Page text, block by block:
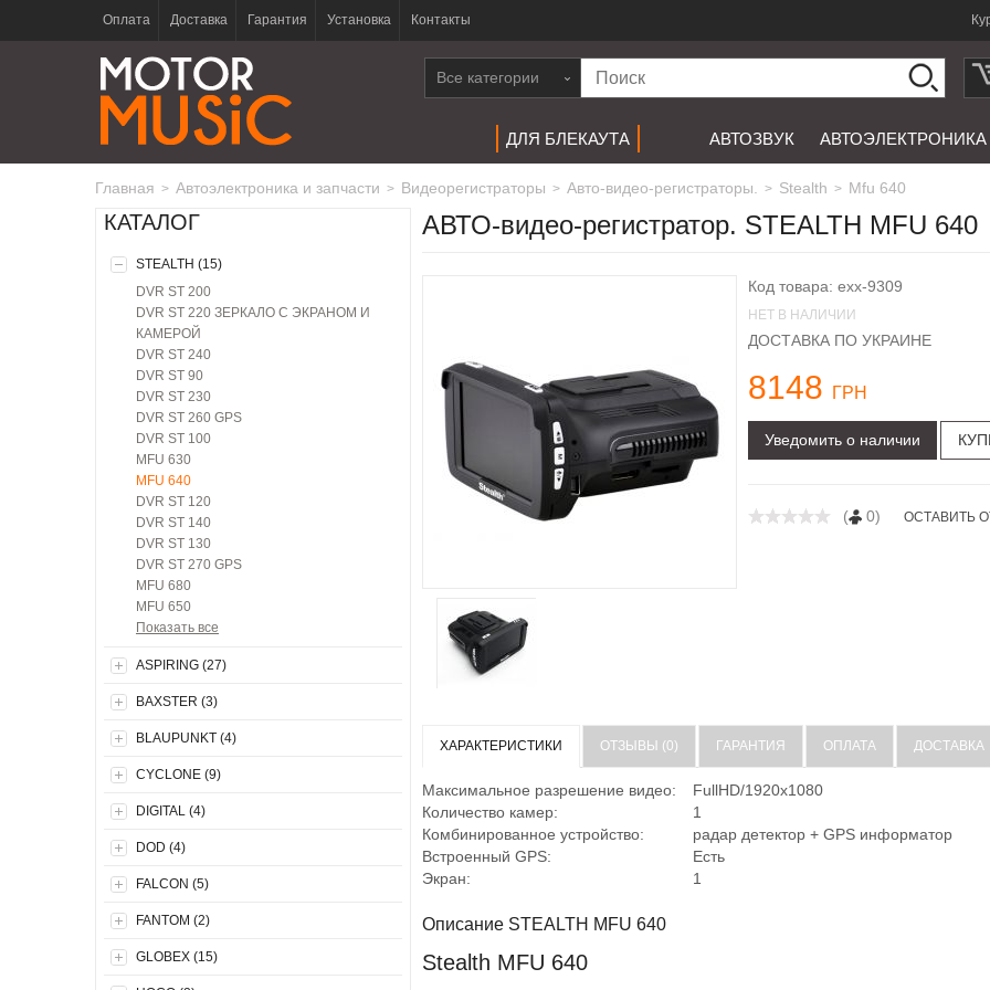
Оплата Доставка Гарантия Установка Контакты
Все категории
ДЛЯ БЛЕКАУТА АВТОЗВУК
Главная > автоэлектроника и запчасти > видеорегистраторы > авто-видео-регистраторы. > stealth > Mfu 640
КАТАЛОГ
STEALTH (15)
DVR ST 200
DVR ST 220 ЗЕРКАЛО С ЭКРАНОМ И
КАМЕРОЙ
DVR ST 240
DVR ST 90
DVR ST 230
DVR ST 260 GPS
DVR ST 100
MFU 630
MFU 640
DVR ST 120
DVR ST 140
DVR ST 130
DVR ST 270 GPS
MFU 680
MFU 650
Показать все
ASPIRING (27)
BAXSTER (3)
BLAUPUNKT (4)
CYCLONE (9)
DIGITAL (4)
DOD (4)
FALCON (5)
FANTOM (2)
GLOBEX (15)
АВТО-видео-регистратор. STEALTH MFU 640
Код товара: exx-9309
НЕТ В НАЛИЧИИ
ДОСТАВКА ПО УКРАИНЕ
8148 ГРН
Уведомить о наличии
( 0) ОСТАВИТЬ
ХАРАКТЕРИСТИКИ ОТЗЫВЫ (0) ГАРАНТИЯ ОПЛАТА ДОСТАВКА
Максимальное разрешение видео:
FullHD/1920x1080
Количество камер:
1
Комбинированное устройство:
радар детектор + GPS информатор
Встроенный GPS:
Есть
Экран:
1
Описание STEALTH MFU 640
Stealth MFU 640